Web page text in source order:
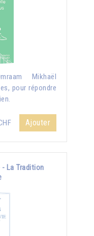
Mikhaël
pour répondre
Ajouter
La Tradition